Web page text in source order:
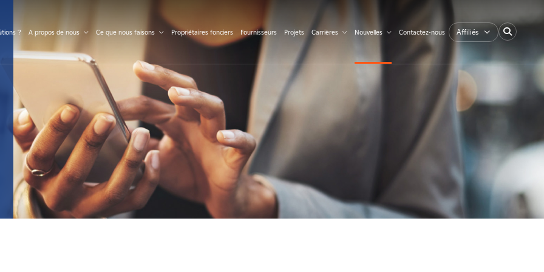
? A propos de nous Ce que nous faisons Propriétaires fonciers Fournisseurs Projets Carrières Nouvelles Contactez-nous Affiliés